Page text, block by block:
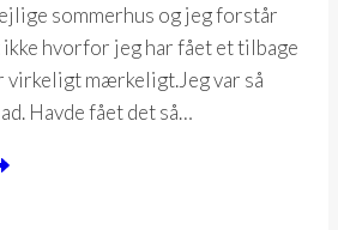
sommerhus og jeg forstår
hvorfor jeg har fået et tilbage
virkeligt mærkeligt.Jeg var så
Havde fået det så…